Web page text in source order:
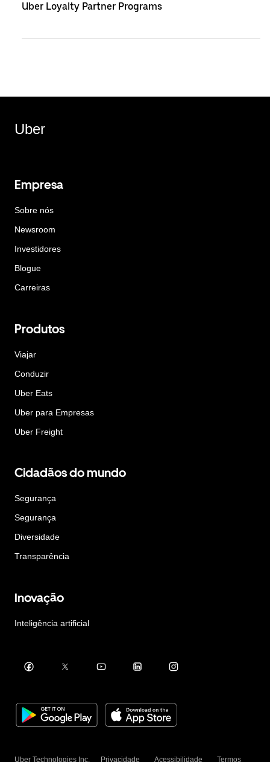
Uber Loyalty Partner Programs
Uber
Empresa
Sobre nós
Newsroom
Investidores
Blogue
Carreiras
Produtos
Viajar
Conduzir
Uber Eats
Uber para Empresas
Uber Freight
Cidadãos do mundo
Segurança
Segurança
Diversidade
Transparência
Inovação
Inteligência artificial
Uber Technologies Inc. Privacidade Acessibilidade Termos